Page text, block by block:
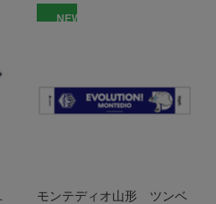
NEW
モンテディオ山形 ツンベ